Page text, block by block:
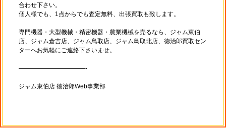
合わせ下さい。
個人様でも、1点からでも査定無料、出張買取も致します。
専門機器・大型機械・精密機器・農業機械を売るなら、ジャム東伯
店、ジャム倉吉店、ジャム鳥取店、ジャム鳥取北店、徳治郎買取セン
ターへお気軽にご連絡下さいませ。
———————————-
ジャム東伯店 徳治郎Web事業部